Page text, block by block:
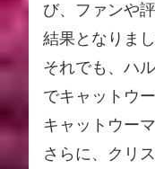
び、ファンや
結果となりまし
それでも、ハ
でキャットウ
キャットウー
さらに、クリ